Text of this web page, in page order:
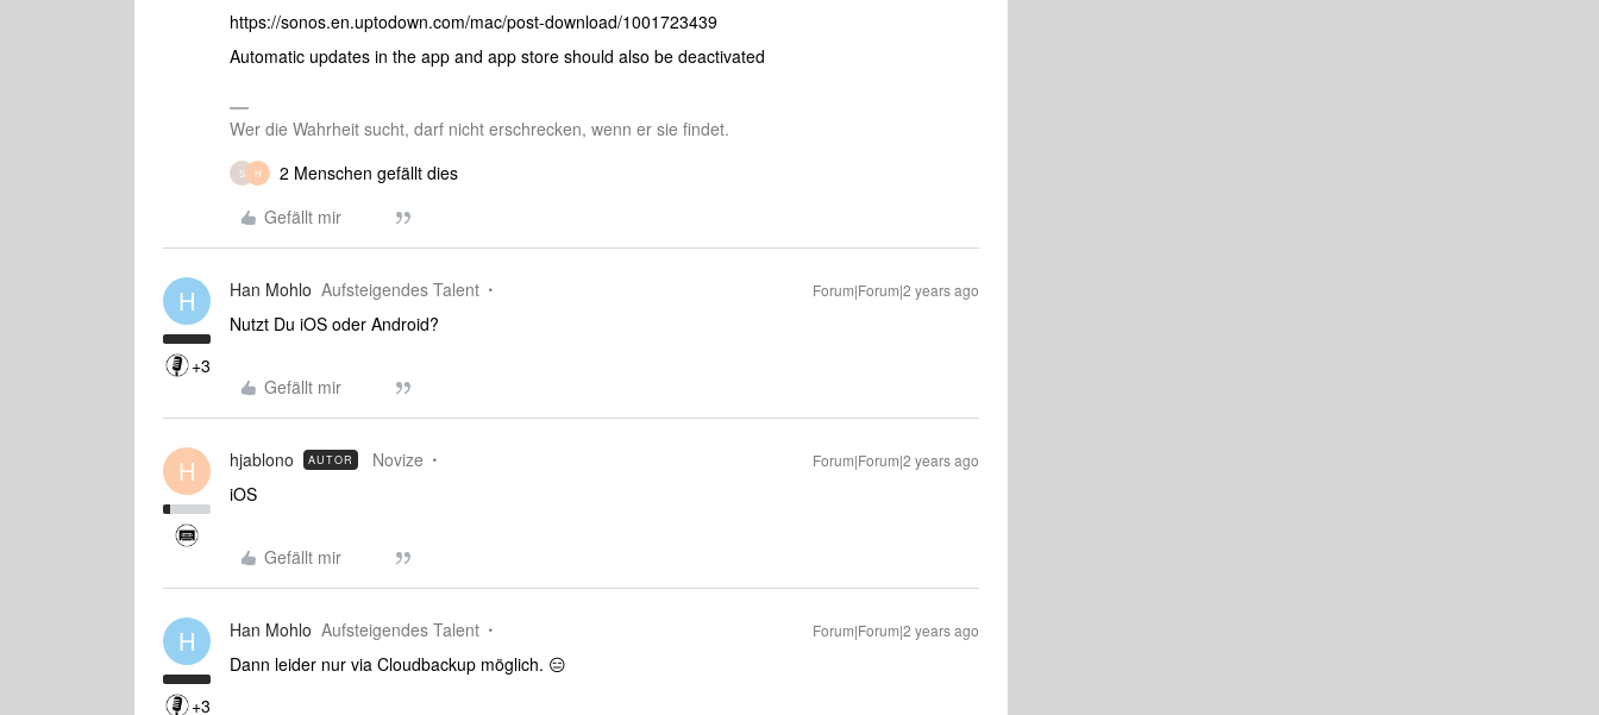
https://sonos.en.uptodown.com/mac/post-download/1001723439
Automatic updates in the app and app store should also be deactivated
Wer die Wahrheit sucht, darf nicht erschrecken, wenn er sie findet.
S H
2 Menschen gefällt dies
Gefällt mir
H
+3
Han Mohlo Aufsteigendes Talent Forum|Forum|2 years ago
Nutzt Du iOS oder Android?
Gefällt mir
H hjablono AUTOR Novize Forum|Forum|2 years ago
iOS
Gefällt mir
H
+3
Han Mohlo Aufsteigendes Talent Forum|Forum|2 years ago
Dann leider nur via Cloudbackup möglich. 😑